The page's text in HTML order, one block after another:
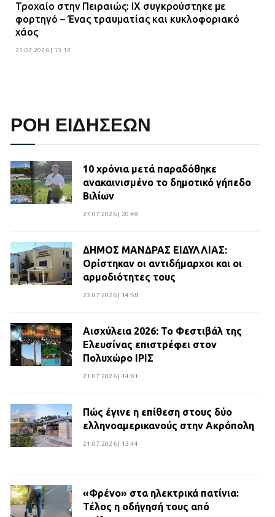
Τροχαίο στην Πειραιώς: ΙΧ συγκρούστηκε με
φορτηγό – Ένας τραυματίας και κυκλοφοριακό
χάος
21.07.2026 | 13:12
ΡΟΗ ΕΙΔΗΣΕΩΝ
10 χρόνια μετά παραδόθηκε
ανακαινισμένο το δημοτικό γήπεδο
Βιλίων
27.07.2026 | 20:49
ΔΗΜΟΣ ΜΑΝΔΡΑΣ ΕΙΔΥΛΛΙΑΣ:
Ορίστηκαν οι αντιδήμαρχοι και οι
αρμοδιότητες τους
23.07.2026 | 14:58
Αισχύλεια 2026: Το Φεστιβάλ της
Ελευσίνας επιστρέφει στον
Πολυχώρο ΙΡΙΣ
21.07.2026 | 14:01
Πώς έγινε η επίθεση στους δύο
ελληνοαμερικανούς στην Ακρόπολη
21.07.2026 | 13:44
«Φρένο» στα ηλεκτρικά πατίνια:
Τέλος η οδήγησή τους από